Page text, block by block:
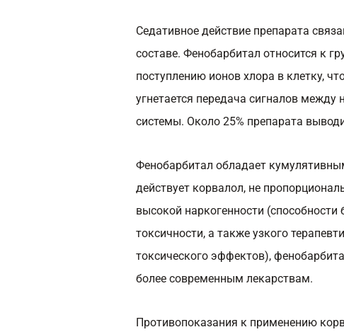
Седативное действие препарата
составе. Фенобарбитал относится к
поступлению ионов хлора в клетку,
угнетается передача сигналов
системы. Около 25% препарата
Фенобарбитал обладает
действует корвалол, не
высокой наркогенности
токсичности, а также узкого
токсического эффектов),
более современным лекарствам.
Противопоказания к применению